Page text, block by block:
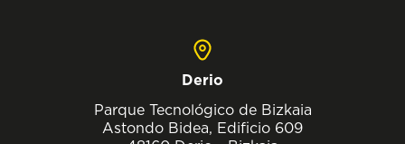
Derio
Parque Tecnológico de Bizkaia
Astondo Bidea, Edificio 609